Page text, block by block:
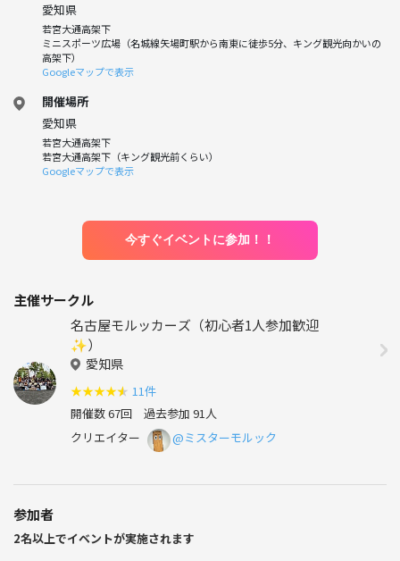
愛知県
若宮大通高架下
ミニスポーツ広場（名城線矢場町駅から南東に徒歩5分、キング観光向かいの
高架下）
Googleマップで表示
開催場所
愛知県
若宮大通高架下
若宮大通高架下（キング観光前くらい）
Googleマップで表示
今すぐイベントに参加！！
主催サークル
名古屋モルッカーズ（初心者1人参加歓迎
✨）
愛知県
★★★★★ 11件
開催数 67回 過去参加 91人
クリエイター
@ミスターモルック
参加者
2名以上でイベントが実施されます